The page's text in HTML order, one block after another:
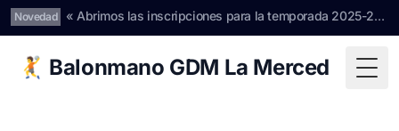
Novedad « Abrimos las inscripciones para la temporada 2025-2026 »
🤾 Balonmano GDM La Merced